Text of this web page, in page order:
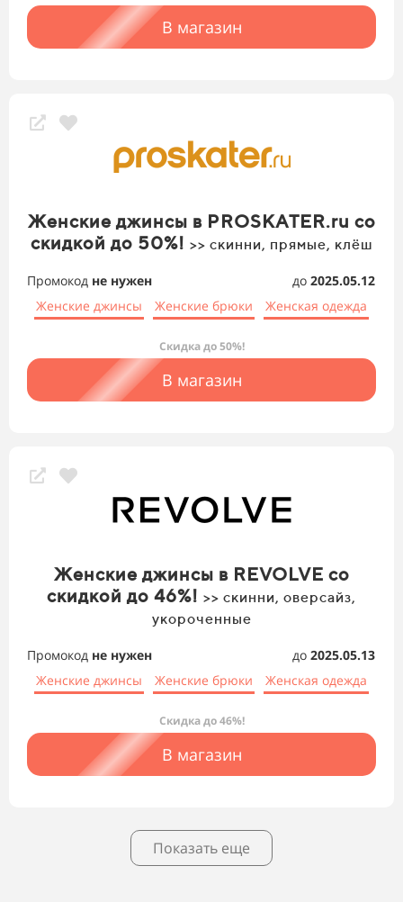
В магазин
Женские джинсы в PROSKATER.ru со
скидкой до 50%! >> скинни, прямые, клёш
Промокод не нужен до 2025.05.12
Женские джинсы
Женские брюки Женская одежда
Скидка до 50%!
В магазин
Женские джинсы в REVOLVE со
скидкой до 46%! >> скинни, оверсайз,
укороченные
Промокод не нужен до 2025.05.13
Женские джинсы
Женские брюки Женская одежда
Скидка до 46%!
В магазин
Показать еще